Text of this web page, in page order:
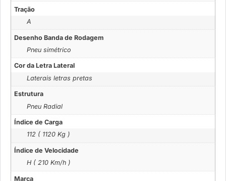
Tração
A
Desenho Banda de Rodagem
Pneu simétrico
Cor da Letra Lateral
Laterais letras pretas
Estrutura
Pneu Radial
Índice de Carga
112 ( 1120 Kg )
Índice de Velocidade
H ( 210 Km/h )
Marca